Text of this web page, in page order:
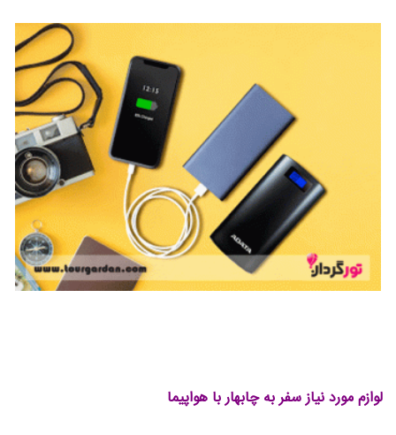
لوازم مورد نیاز سفر به چابهار با هواپیما